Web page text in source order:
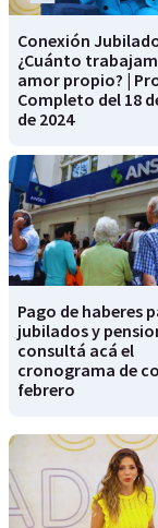
Conexión
¿Cuánto
amor propio? |
Completo del 18
de 2024
Pago de haberes
jubilados y
consultá acá el
cronograma de
febrero